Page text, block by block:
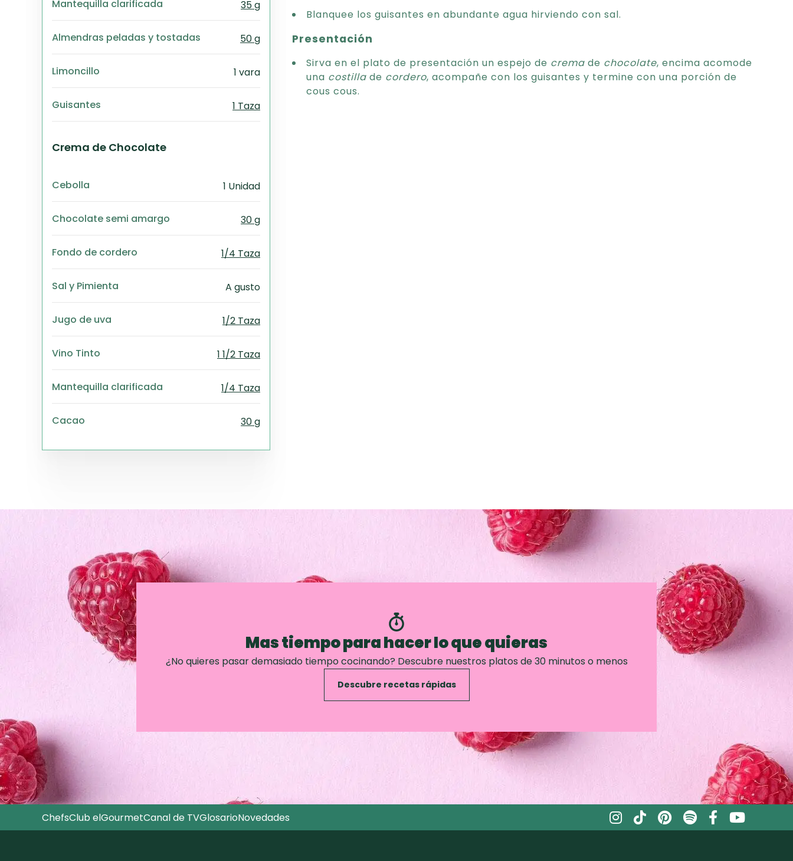
Mantequilla clarificada 35 g
Almendras peladas y tostadas 50 g
Limoncillo 1 vara
Guisantes 1 Taza
Crema de Chocolate
Cebolla 1 Unidad
Chocolate semi amargo 30 g
Fondo de cordero 1/4 Taza
Sal y Pimienta A gusto
Jugo de uva 1/2 Taza
Vino Tinto 1 1/2 Taza
Mantequilla clarificada 1/4 Taza
Cacao 30 g
Blanquee los guisantes en abundante agua hirviendo con sal.
Presentación
Sirva en el plato de presentación un espejo de crema de chocolate, encima acomode
una costilla de cordero, acompañe con los guisantes y termine con una porción de
cous cous.
Mas tiempo para hacer lo que quieras
¿No quieres pasar demasiado tiempo cocinando? Descubre nuestros platos de 30 minutos o menos
Descubre recetas rápidas
ChefsClub elGourmetCanal de TVGlosarioNovedades